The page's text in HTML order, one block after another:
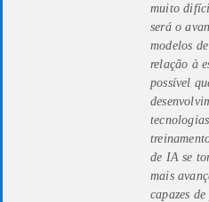
muito
será o
modelos
relação à
possível
de IA se
mais
capazes